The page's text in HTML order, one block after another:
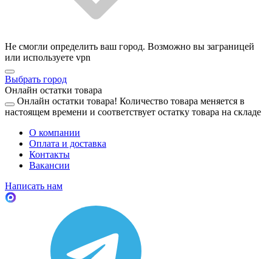
Не смогли определить ваш город. Возможно вы заграницей
или используете vpn
Выбрать город
Онлайн остатки товара
Онлайн остатки товара! Количество товара меняется в
настоящем времени и соответствует остатку товара на складе
О компании
Оплата и доставка
Контакты
Вакансии
Написать нам